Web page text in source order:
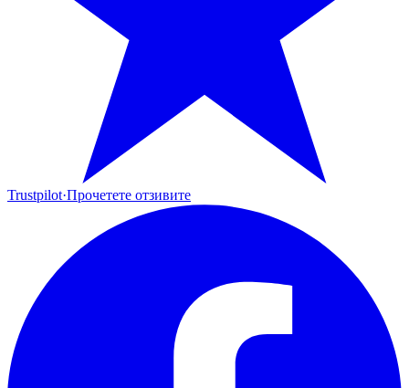
Trustpilot·Прочетете отзивите